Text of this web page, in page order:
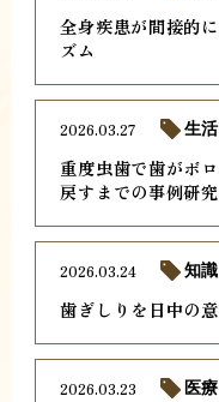
全身疾患が間接的
ズム
重度虫歯で歯がボ
戻すまでの事例研究
2026.03.27 生活
歯ぎしりを日中の
2026.03.24 知識
2026.03.23 医療